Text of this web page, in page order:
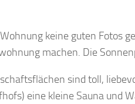
keine guten Fotos
machen. Die
sind toll,
eine kleine Sauna und